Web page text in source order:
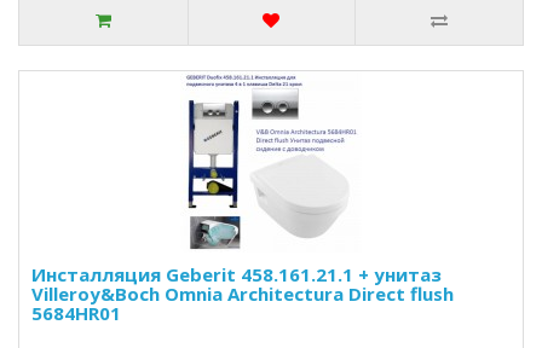
Инсталляция Geberit 458.161.21.1 + унитаз
Villeroy&Boch Omnia Architectura Direct flush
5684HR01